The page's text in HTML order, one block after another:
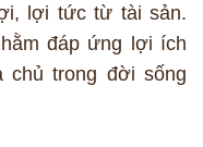
lợi tức từ tài sản.
đáp ứng lợi ích
chủ trong đời sống